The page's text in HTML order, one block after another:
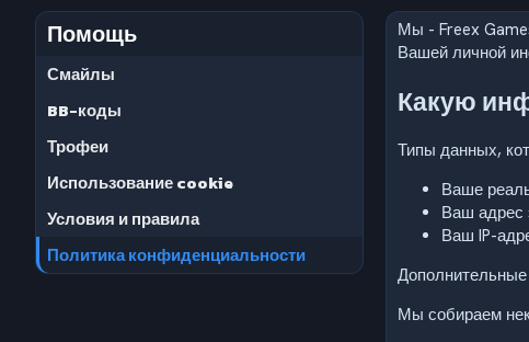
Помощь
Смайлы
BB-коды
Трофеи
Использование cookie
Условия и правила
Политика конфиденциальности
Мы - Freex
Вашей личной
Какую
Типы данных,
Ваше
Ваш адрес
Ваш IP-
Мы собираем